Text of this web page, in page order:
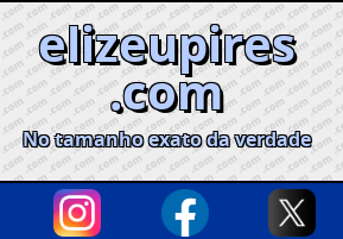
elizeupires
.com
No tamanho exato da verdade